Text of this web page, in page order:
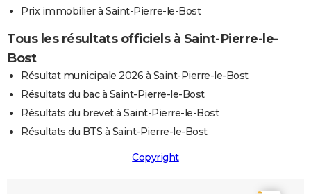
Prix immobilier à Saint-Pierre-le-Bost
Tous les résultats officiels à Saint-Pierre-le-
Bost
Résultat municipale 2026 à Saint-Pierre-le-Bost
Résultats du bac à Saint-Pierre-le-Bost
Résultats du brevet à Saint-Pierre-le-Bost
Résultats du BTS à Saint-Pierre-le-Bost
Copyright